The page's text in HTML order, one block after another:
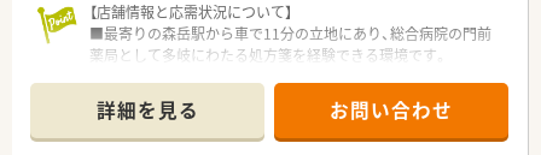
【店舗情報と応需状況について】
■最寄りの森岳駅から車で11分の立地にあり、総合病院の門前
薬局として多岐にわたる処方箋を経験できる環境です。
り、幅広い疾患に対する高度な知識を養うことが可能です。
■薬剤師5名と事務4名の手厚い人員体制を整えており、一人ひ
とりの患者様と丁寧に向き合いながら業務に集中できます。
詳細を見る お問い合わせ